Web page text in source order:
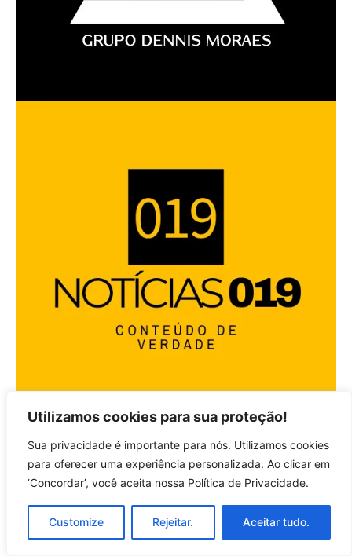
Utilizamos cookies para sua proteção!
Sua privacidade é importante para nós. Utilizamos cookies
para oferecer uma experiência personalizada. Ao clicar em
‘Concordar’, você aceita nossa Política de Privacidade.
Customize Rejeitar. Aceitar tudo.
Pode te interessar: